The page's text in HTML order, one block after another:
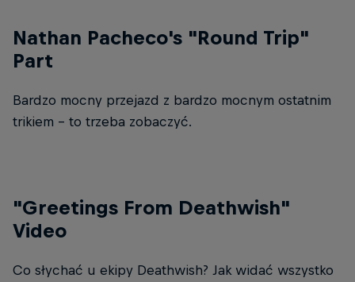
Nathan Pacheco's "Round Trip"
Part
Bardzo mocny przejazd z bardzo mocnym ostatnim
trikiem - to trzeba zobaczyć.
"Greetings From Deathwish"
Video
Co słychać u ekipy Deathwish? Jak widać wszystko